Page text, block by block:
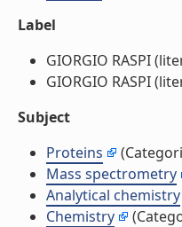
Label
GIORGIO RASPI
GIORGIO RASPI
Subject
Proteins
Mass spectrometry
Analytical chemistry
Chemistry